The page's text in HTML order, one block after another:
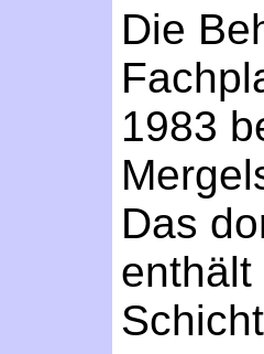
Die
1983
Das
enthält